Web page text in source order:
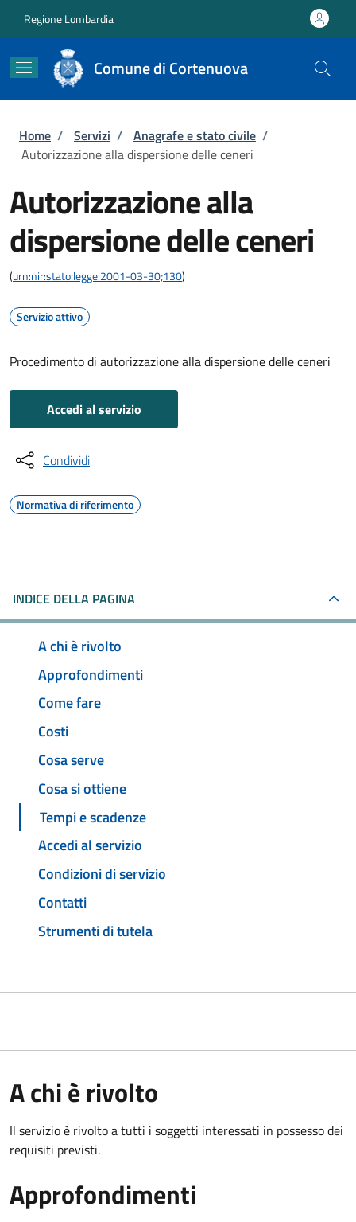
Regione Lombardia
Comune di Cortenuova
Briciole di pane
Home / Servizi / Anagrafe e stato civile /
Autorizzazione alla dispersione delle ceneri
Autorizzazione alla
dispersione delle ceneri
(urn:nir:stato:legge:2001-03-30;130)
Servizio attivo
Procedimento di autorizzazione alla dispersione delle ceneri
Accedi al servizio
Condividi
Normativa di riferimento
INDICE DELLA PAGINA
A chi è rivolto
Approfondimenti
Come fare
Costi
Cosa serve
Cosa si ottiene
Tempi e scadenze
Accedi al servizio
Condizioni di servizio
Contatti
Strumenti di tutela
A chi è rivolto
Il servizio è rivolto a tutti i soggetti interessati in possesso dei
requisiti previsti.
Approfondimenti